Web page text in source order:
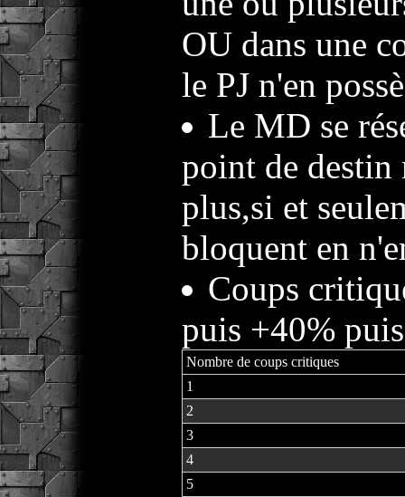
OU dans une
le PJ n'en
Le MD se
point de destin
plus,si et
bloquent en
Coups
puis +40%
Nombre de coups critiques
1
2
3
4
5